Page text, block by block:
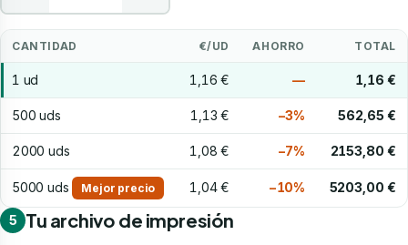
CANTIDAD €/UD AHORRO TOTAL
1 ud 1,16 € — 1,16 €
500 uds 1,13 € −3% 562,65 €
2000 uds 1,08 € −7% 2153,80 €
5000 uds Mejor precio 1,04 € −10% 5203,00 €
5 Tu archivo de impresión